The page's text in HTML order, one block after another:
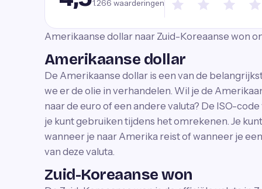
1.266 waarderingen
Amerikaanse dollar naar Zuid-Koreaanse won
Amerikaanse dollar
De Amerikaanse dollar is een van de
we er de olie in verhandelen. Wil je de
naar de euro of een andere valuta? De ISO-
je kunt gebruiken tijdens het omrekenen. Je
wanneer je naar Amerika reist of wanneer je
van deze valuta.
Zuid-Koreaanse won